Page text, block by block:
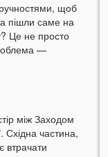
щоб
пішли саме на
Це не просто
—
між Заходом
Східна частина,
втрачати